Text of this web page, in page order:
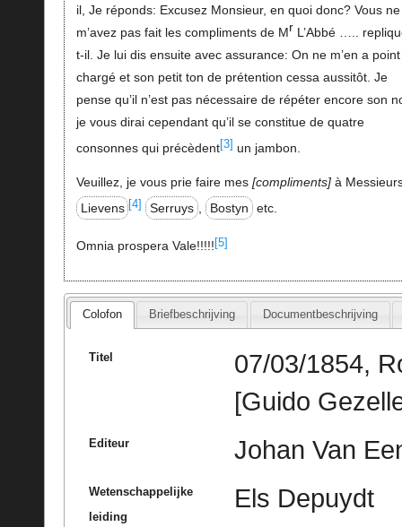
il, Je réponds: Excusez Monsieur, en quoi donc? Vous ne
m’avez pas fait les compliments de Mr L’Abbé …..
t-il. Je lui dis ensuite avec assurance: On ne m’en a point
chargé et son petit ton de prétention cessa aussitôt. Je
pense qu’il n’est pas nécessaire de répéter encore son
je vous dirai cependant qu’il se constitue de quatre
consonnes qui précèdent[3] un jambon.
Veuillez, je vous prie faire mes compliments à
Lievens
[4] Serruys , Bostyn etc.
Omnia prospera Vale!!!!! [5]
Colofon Briefbeschrijving Documentbeschrijving
Titel
07/03/1854,
[Guido
Editeur Johan Van
Wetenschappelijke
leiding
Els Depuydt